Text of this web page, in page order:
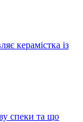
керамістка із
спеки та що